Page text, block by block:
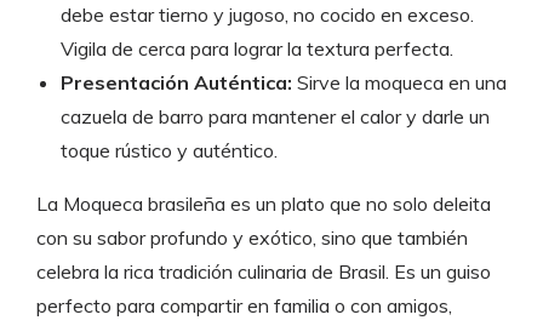
debe estar tierno y jugoso, no cocido en exceso.
Vigila de cerca para lograr la textura perfecta.
Presentación Auténtica: Sirve la moqueca en una
cazuela de barro para mantener el calor y darle un
toque rústico y auténtico.
La Moqueca brasileña es un plato que no solo deleita
con su sabor profundo y exótico, sino que también
celebra la rica tradición culinaria de Brasil. Es un guiso
perfecto para compartir en familia o con amigos,